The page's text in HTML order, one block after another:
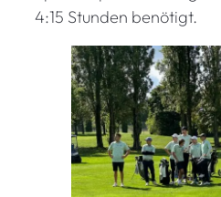
4:15 Stunden benötigt.